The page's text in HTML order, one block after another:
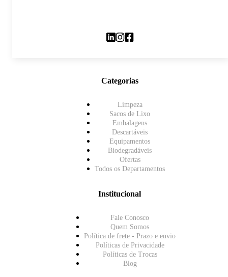
Categorias
Limpeza
Sacos de Lixo
Embalagens
Descartáveis
Equipamentos
Biodegradáveis
Ofertas
Todos os Departamentos
Institucional
Fale Conosco
Quem Somos
Política de frete - Prazo e envio
Políticas de Privacidade
Políticas de Trocas
Blog